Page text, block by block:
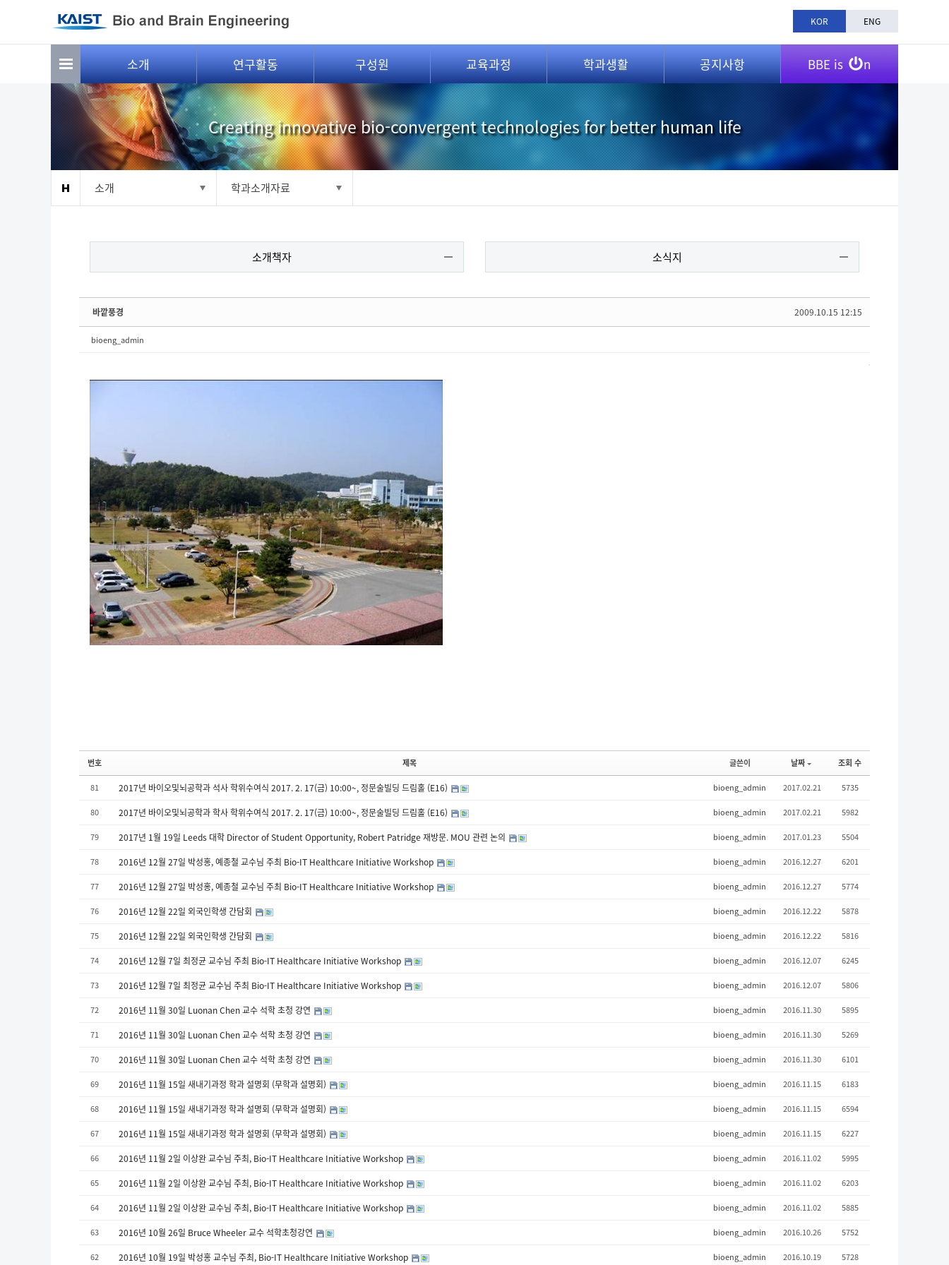
KOR ENG
소개 연구활동 구성원 교육과정 학과생활 공지사항 BBE is n
Creating innovative bio-convergent technologies for better human life
소개 학과소개자료
소개책자 소식지
2009.10.15 12:15
바깥풍경
bioeng_admin
번호 제목 글쓴이 날짜 조회 수
81 2017년 바이오및뇌공학과 석사 학위수여식 2017. 2. 17(금) 10:00~, 정문술빌딩 드림홀 (E16) bioeng_admin 2017.02.21 5735
80 2017년 바이오및뇌공학과 학사 학위수여식 2017. 2. 17(금) 10:00~, 정문술빌딩 드림홀 (E16) bioeng_admin 2017.02.21 5982
79 2017년 1월 19일 Leeds 대학 Director of Student Opportunity, Robert Patridge 재방문. MOU 관련 논의 bioeng_admin 2017.01.23 5504
78 2016년 12월 27일 박성홍, 예종철 교수님 주최 Bio-IT Healthcare Initiative Workshop bioeng_admin 2016.12.27 6201
77 2016년 12월 27일 박성홍, 예종철 교수님 주최 Bio-IT Healthcare Initiative Workshop bioeng_admin 2016.12.27 5774
76 2016년 12월 22일 외국인학생 간담회 bioeng_admin 2016.12.22 5878
75 2016년 12월 22일 외국인학생 간담회 bioeng_admin 2016.12.22 5816
74 2016년 12월 7일 최정균 교수님 주최 Bio-IT Healthcare Initiative Workshop bioeng_admin 2016.12.07 6245
73 2016년 12월 7일 최정균 교수님 주최 Bio-IT Healthcare Initiative Workshop bioeng_admin 2016.12.07 5806
72 2016년 11월 30일 Luonan Chen 교수 석학 초청 강연 bioeng_admin 2016.11.30 5895
71 2016년 11월 30일 Luonan Chen 교수 석학 초청 강연 bioeng_admin 2016.11.30 5269
70 2016년 11월 30일 Luonan Chen 교수 석학 초청 강연 bioeng_admin 2016.11.30 6101
69 2016년 11월 15일 새내기과정 학과 설명회 (무학과 설명회) bioeng_admin 2016.11.15 6183
68 2016년 11월 15일 새내기과정 학과 설명회 (무학과 설명회) bioeng_admin 2016.11.15 6594
67 2016년 11월 15일 새내기과정 학과 설명회 (무학과 설명회) bioeng_admin 2016.11.15 6227
66 2016년 11월 2일 이상완 교수님 주최, Bio-IT Healthcare Initiative Workshop bioeng_admin 2016.11.02 5995
65 2016년 11월 2일 이상완 교수님 주최, Bio-IT Healthcare Initiative Workshop bioeng_admin 2016.11.02 6203
64 2016년 11월 2일 이상완 교수님 주최, Bio-IT Healthcare Initiative Workshop bioeng_admin 2016.11.02 5885
63 2016년 10월 26일 Bruce Wheeler 교수 석학초청강연 bioeng_admin 2016.10.26 5752
62 2016년 10월 19일 박성홍 교수님 주최, Bio-IT Healthcare Initiative Workshop bioeng_admin 2016.10.19 5728